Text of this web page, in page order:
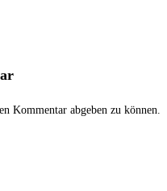
Kommentar abgeben zu können.